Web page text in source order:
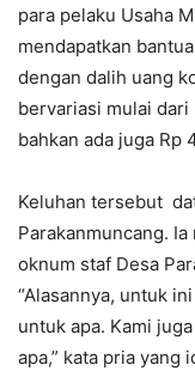
para pelaku Usaha
mendapatkan
dengan dalih uang
bervariasi mulai dari
bahkan ada juga Rp
Keluhan tersebut
Parakanmuncang.
oknum staf Desa
“Alasannya, untuk
untuk apa. Kami
apa,” kata pria yang